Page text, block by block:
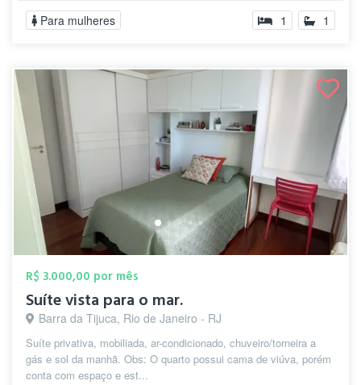
Para mulheres 1 1
R$ 3.000,00 por mês
Suíte vista para o mar.
Barra da Tijuca, Rio de Janeiro - RJ
Suíte privativa, mobiliada, ar-condicionado, chuveiro/torneira a
gás e sol da manhã. Obs: O quarto possui cama de viúva, porém
conta com espaço e est...